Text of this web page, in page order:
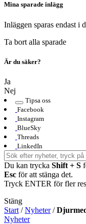
Mina sparade inlägg
Inläggen sparas endast i
Ta bort alla sparade
Är du säker?
Ja
Nej
Tipsa oss
Facebook
Instagram
BlueSky
Threads
LinkedIn
Du kan trycka Shift + S
Esc för att stänga det.
Tryck ENTER för fler
Stäng
Start /Nyheter/
Nyheter